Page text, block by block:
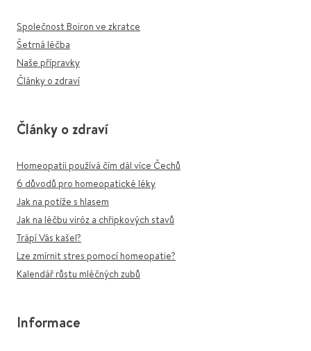
Společnost Boiron ve zkratce
Šetrná léčba
Naše přípravky
Články o zdraví
Články o zdraví
Homeopatii používá čím dál více Čechů
6 důvodů pro homeopatické léky
Jak na potíže s hlasem
Jak na léčbu viróz a chřipkových stavů
Trápí Vás kašel?
Lze zmírnit stres pomocí homeopatie?
Kalendář růstu mléčných zubů
Informace